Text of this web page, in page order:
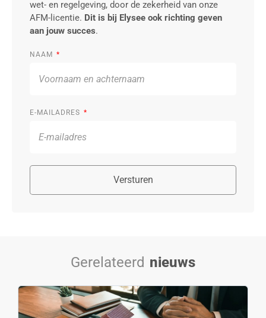
wet- en regelgeving, door de zekerheid van onze
AFM-licentie. Dit is bij Elysee ook richting geven
aan jouw succes.
NAAM
E-MAILADRES
Versturen
Gerelateerd nieuws